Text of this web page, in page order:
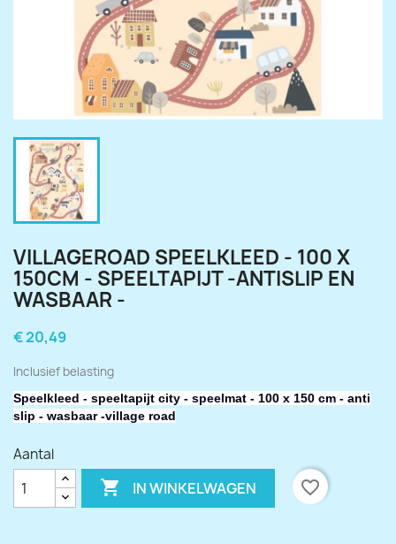
VILLAGEROAD SPEELKLEED - 100 X
150CM - SPEELTAPIJT -ANTISLIP EN
WASBAAR -
€ 20,49
Inclusief belasting
Speelkleed - speeltapijt city - speelmat - 100 x 150 cm - anti
slip - wasbaar -village road
Aantal
 IN WINKELWAGEN favorite_border